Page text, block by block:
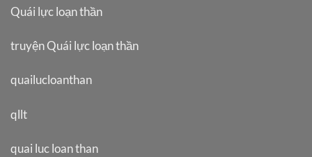
Quái lực loạn thần
truyện Quái lực loạn thần
quailucloanthan
qllt
quai luc loan than